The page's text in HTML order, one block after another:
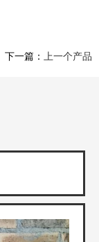
下一篇： 上一个产品